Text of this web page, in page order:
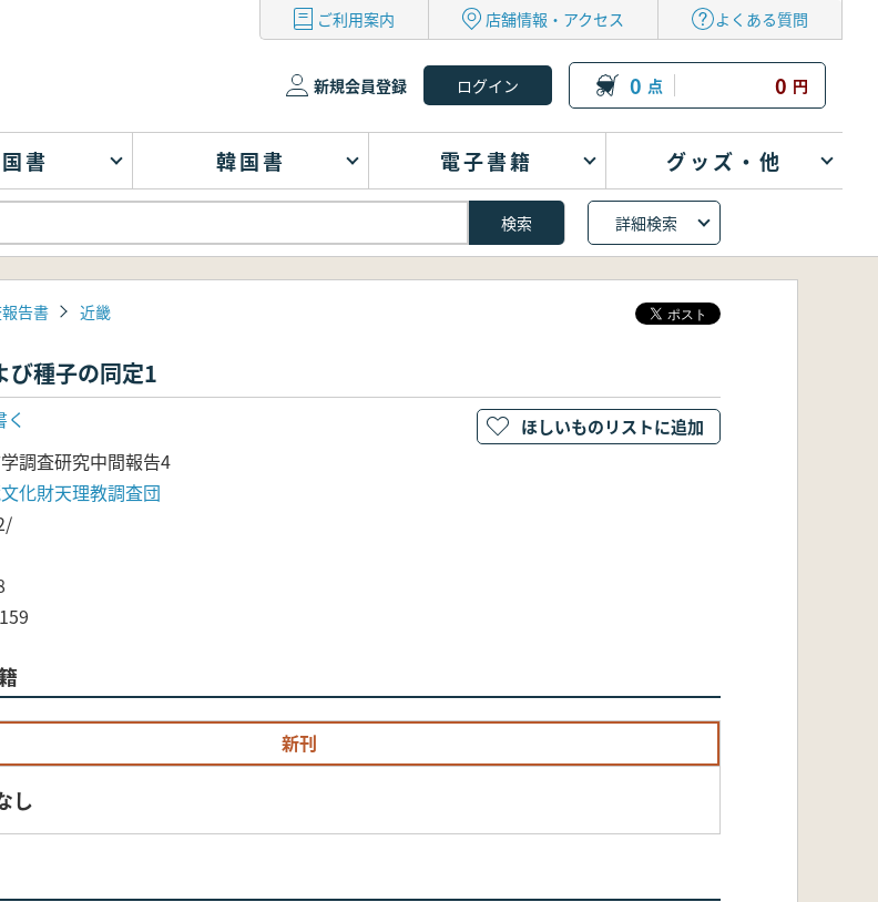
ご利用案内 店舗情報・アクセス よくある質問
新規会員登録 0 点 0 円
書 韓国書 電子書籍 グッズ・他
詳細検索
告書 近畿
び種子の同定1
調査研究中間報告4
化財天理教調査団
新刊
し
ほしいものリストに追加